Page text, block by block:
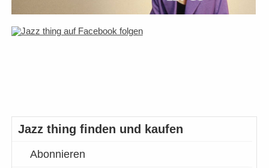
Jazz thing finden und kaufen
Abonnieren